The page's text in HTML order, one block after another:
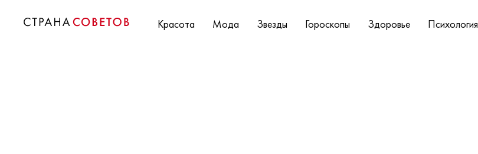
Красота Мода Звезды Гороскопы Здоровье Психология